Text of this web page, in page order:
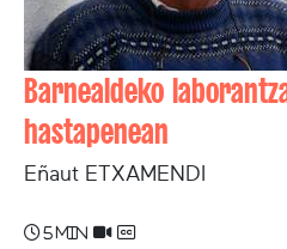
Barnealdeko
hastapenean
Eñaut ETXAMENDI
5 min